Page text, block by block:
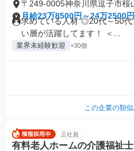
〒249-0005神奈川県逗子市桜
月給23万8500円～24万2500円
求めている人材 ◎20代～50
い層が活躍してます！ ＜...
業界未経験歓迎 +30個
この企業の類
正社員
有料老人ホームの介護福祉士